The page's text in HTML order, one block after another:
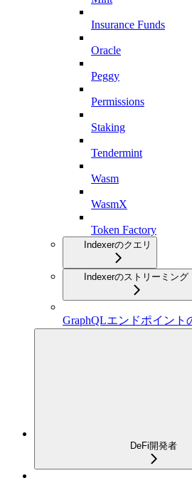
Insurance Funds
Oracle
Peggy
Permissions
Staking
Tendermint
Wasm
WasmX
Token Factory
Indexerのクエリ
Indexerのストリーミング
GraphQLエンドポイント
DeFi開発者